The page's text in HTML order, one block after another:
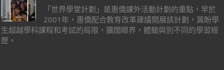
「世界學堂計劃」是惠僑課外活動計劃的重點，早於
2001年，惠僑配合教育改革建議開展該計劃，冀盼學
生超越學科課程和考試的局限，擴闊眼界，體驗與別不同的學習經
歷。